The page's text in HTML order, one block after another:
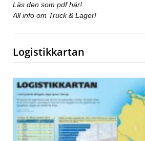
Läs den som pdf här!
All info om Truck & Lager!
Logistikkartan